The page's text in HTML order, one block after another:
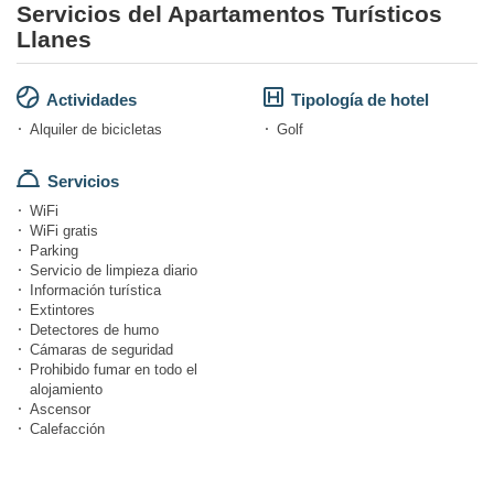
Servicios del Apartamentos Turísticos
Llanes
Actividades
Alquiler de bicicletas
Servicios
WiFi
WiFi gratis
Parking
Servicio de limpieza diario
Información turística
Extintores
Detectores de humo
Cámaras de seguridad
Prohibido fumar en todo el
alojamiento
Ascensor
Calefacción
Tipología de hotel
Golf